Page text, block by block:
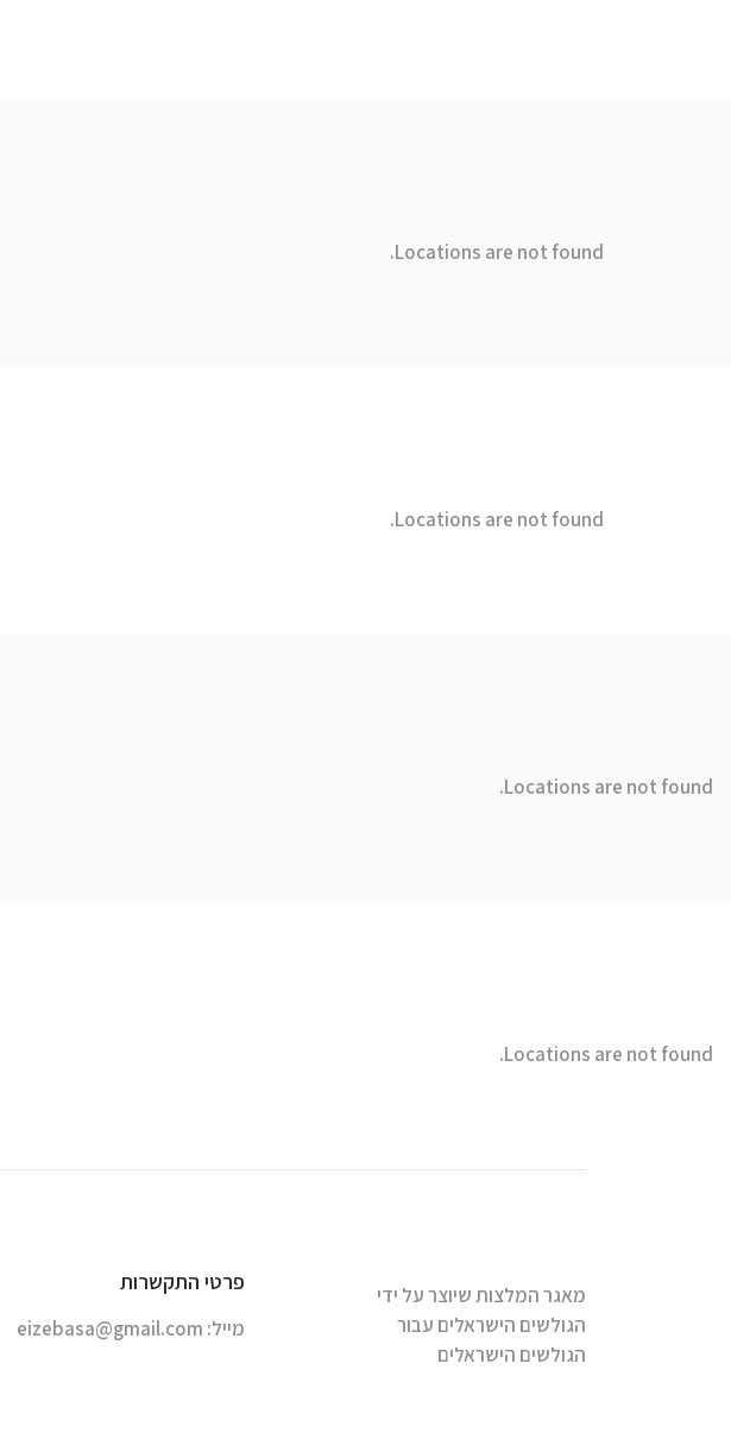
Locations are not found.
Locations are not found.
Locations are not found.
Locations are not found.
פרטי התקשרות
מייל: eizebasa@gmail.com
מאגר המלצות שיוצר על ידי
הגולשים הישראלים עבור
הגולשים הישראלים